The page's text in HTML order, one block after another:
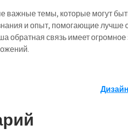
важные темы, которые могут
и опыт, помогающие лучше
обратная связь имеет